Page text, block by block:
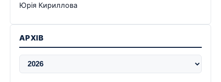
Юрія Кириллова
АРХІВ